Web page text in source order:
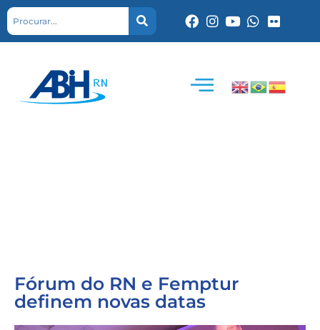
Fórum do RN e Femptur
definem novas datas